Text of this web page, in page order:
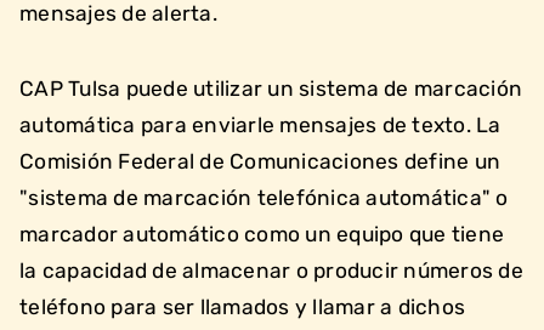
mensajes de alerta.
CAP Tulsa puede utilizar un sistema de marcación
automática para enviarle mensajes de texto. La
Comisión Federal de Comunicaciones define un
"sistema de marcación telefónica automática" o
marcador automático como un equipo que tiene
la capacidad de almacenar o producir números de
teléfono para ser llamados y llamar a dichos